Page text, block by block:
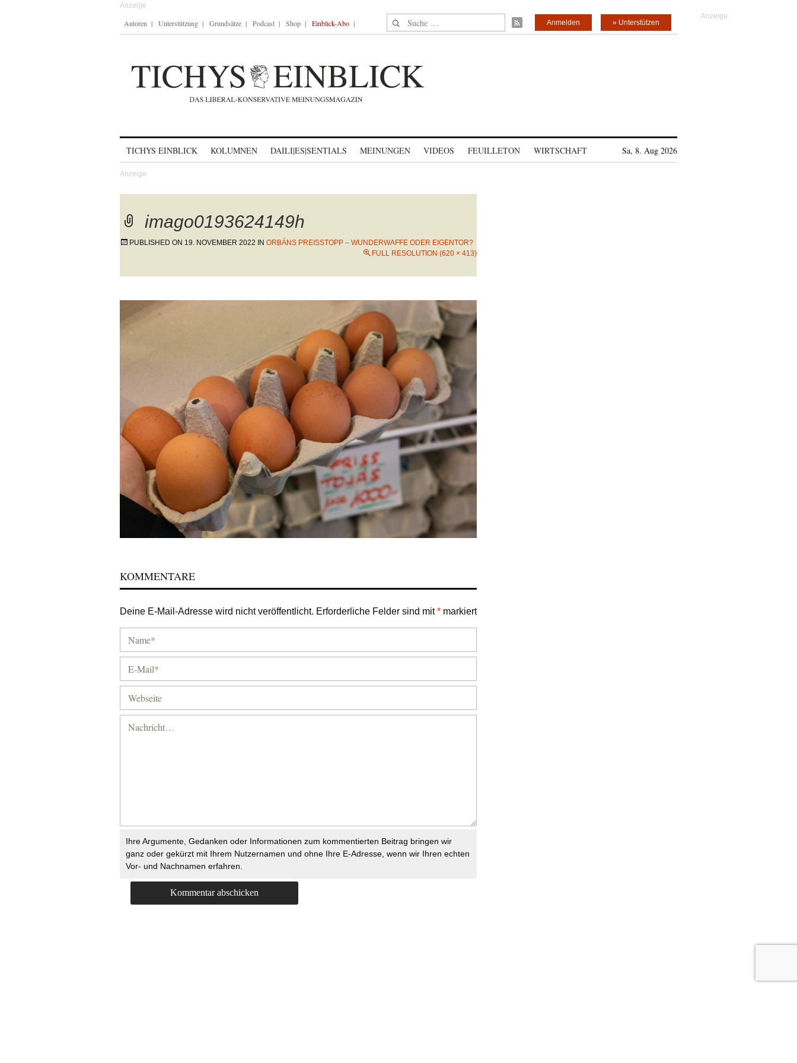
Autoren Unterstützung Grundsätze Podcast Shop Einblick-Abo Suche nach: » Unterstützen
Anmelden
TICHYS EINBLICK KOLUMNEN DAILI|ES|SENTIALS MEINUNGEN VIDEOS FEUILLETON WIRTSCHAFT Sa, 8. Aug 2026
imago0193624149h
PUBLISHED ON 19. NOVEMBER 2022 IN ORBÁNS PREISSTOPP – WUNDERWAFFE ODER EIGENTOR?
FULL RESOLUTION (620 × 413)
KOMMENTARE
Deine E-Mail-Adresse wird nicht veröffentlicht. Erforderliche Felder sind mit* markiert
Ihre Argumente, Gedanken oder Informationen zum kommentierten Beitrag bringen wir
ganz oder gekürzt mit Ihrem Nutzernamen und ohne Ihre E-Adresse, wenn wir Ihren echten
Vor- und Nachnamen erfahren.